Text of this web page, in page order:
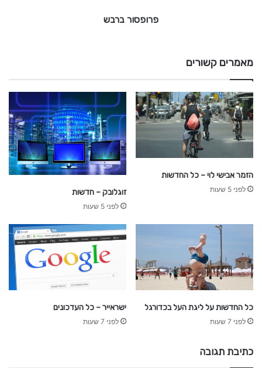
פרופסור ברבש
מאמרים קשורים
הזמר אבישי לוי – כל החדשות
לפני 5 שעות זוגלובק – חדשות
לפני 5 שעות
כל החדשות על ליגת העל בכדורגל
לפני 7 שעות
ישראייר – כל העדכונים
לפני 7 שעות
כתיבת תגובה